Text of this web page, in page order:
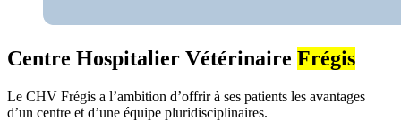
Centre Hospitalier Vétérinaire Frégis
Le CHV Frégis a l’ambition d’offrir à ses patients les avantages
d’un centre et d’une équipe pluridisciplinaires.